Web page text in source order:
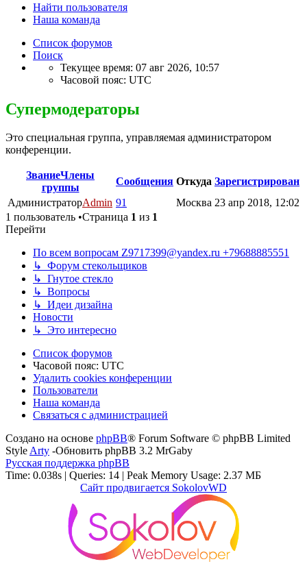
Найти пользователя
Наша команда
Список форумов
Поиск
Текущее время: 07 авг 2026, 10:57
Часовой пояс: UTC
Супермодераторы
Это специальная группа, управляемая администратором
конференции.
ЗваниеЧлены
группы
Сообщения Откуда Зарегистрирован
АдминистраторAdmin 91 Москва 23 апр 2018, 12:02
1 пользователь •Страница 1 из 1
Перейти
По всем вопросам Z9717399@yandex.ru +79688885551
↳ Форум стекольщиков
↳ Гнутое стекло
↳ Вопросы
↳ Идеи дизайна
Новости
↳ Это интересно
Список форумов
Часовой пояс: UTC
Удалить cookies конференции
Пользователи
Наша команда
Связаться с администрацией
Создано на основе phpBB® Forum Software © phpBB Limited
StyleArty -Обновить phpBB 3.2 MrGaby
Русская поддержка phpBB
Time: 0.038s | Queries: 14 | Peak Memory Usage: 2.37 МБ
Сайт продвигается SokolovWD